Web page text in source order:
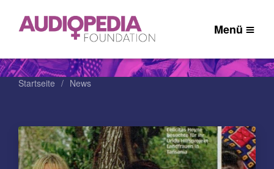
Menü
Startseite News